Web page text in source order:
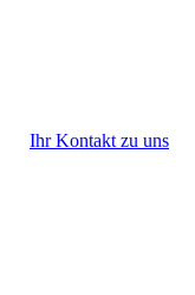
Ihr Kontakt zu uns